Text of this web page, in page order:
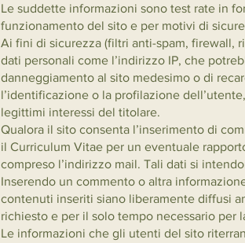
Le suddette informazioni sono test rate in
funzionamento del sito e per motivi di
Ai fini di sicurezza (filtri anti-spam, firewall,
dati personali come l’indirizzo IP, che
danneggiamento al sito medesimo o di
l’identificazione o la profilazione
legittimi interessi del titolare.
Qualora il sito consenta l’inserimento di
il Curriculum Vitae per un eventuale
compreso l’indirizzo mail. Tali dati si
Inserendo un commento o altra
contenuti inseriti siano liberamente diffusi
richiesto e per il solo tempo necessario per
Le informazioni che gli utenti del sito